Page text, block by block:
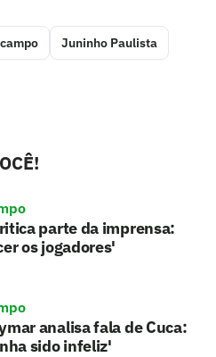
Juninho Paulista
parte da imprensa:
os jogadores'
analisa fala de Cuca:
sido infeliz'